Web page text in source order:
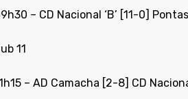
– CD Nacional ‘B’ [11-0]
11
– AD Camacha [2-8] CD